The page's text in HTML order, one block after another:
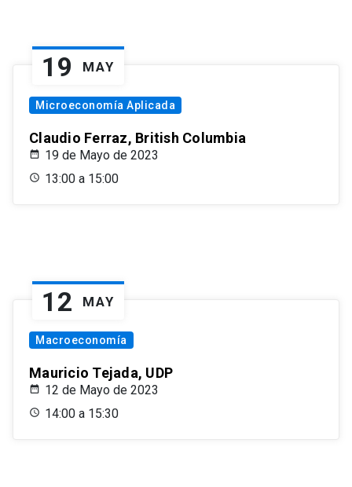
19 MAY
Microeconomía Aplicada
Claudio Ferraz, British Columbia
19 de Mayo de 2023
13:00 a 15:00
12 MAY
Macroeconomía
Mauricio Tejada, UDP
12 de Mayo de 2023
14:00 a 15:30